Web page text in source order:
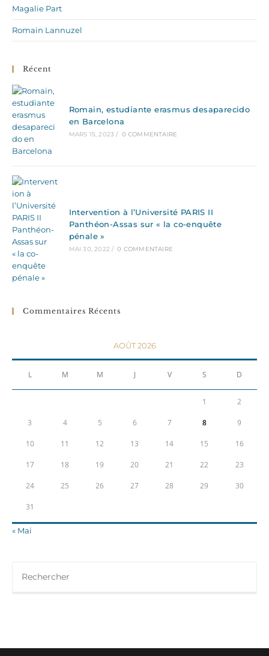
Magalie Part
Romain Lannuzel
Récent
Romain, estudiante erasmus desaparecido
en Barcelona
MARS 15, 2023 / 0 COMMENTAIRE
Intervention à l’Université PARIS II
Panthéon-Assas sur « la co-enquête
pénale »
MAI 30, 2022 / 0 COMMENTAIRE
Commentaires Récents
AOÛT 2026
L M M J V S D
1 2
3 4 5 6 7 8 9
10 11 12 13 14 15 16
17 18 19 20 21 22 23
24 25 26 27 28 29 30
31
« Mai